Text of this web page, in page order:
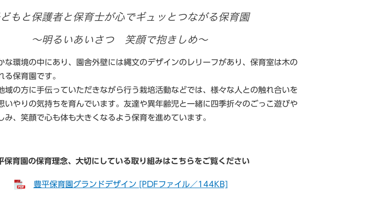
もと保護者と保育士が心でギュッとつながる保育園
～明るいあいさつ 笑顔で抱きしめ～
な環境の中にあり、園舎外壁には縄文のデザインのレリーフがあり、保育室は木の
る保育園です。
域の方に手伝っていただきながら行う栽培活動などでは、様々な人との触れ合いを
いやりの気持ちを育んでいます。友達や異年齢児と一緒に四季折々のごっこ遊びや
み、笑顔で心も体も大きくなるよう保育を進めています。
保育園の保育理念、大切にしている取り組みはこちらをご覧ください
豊平保育園グランドデザイン [PDFファイル／144KB]